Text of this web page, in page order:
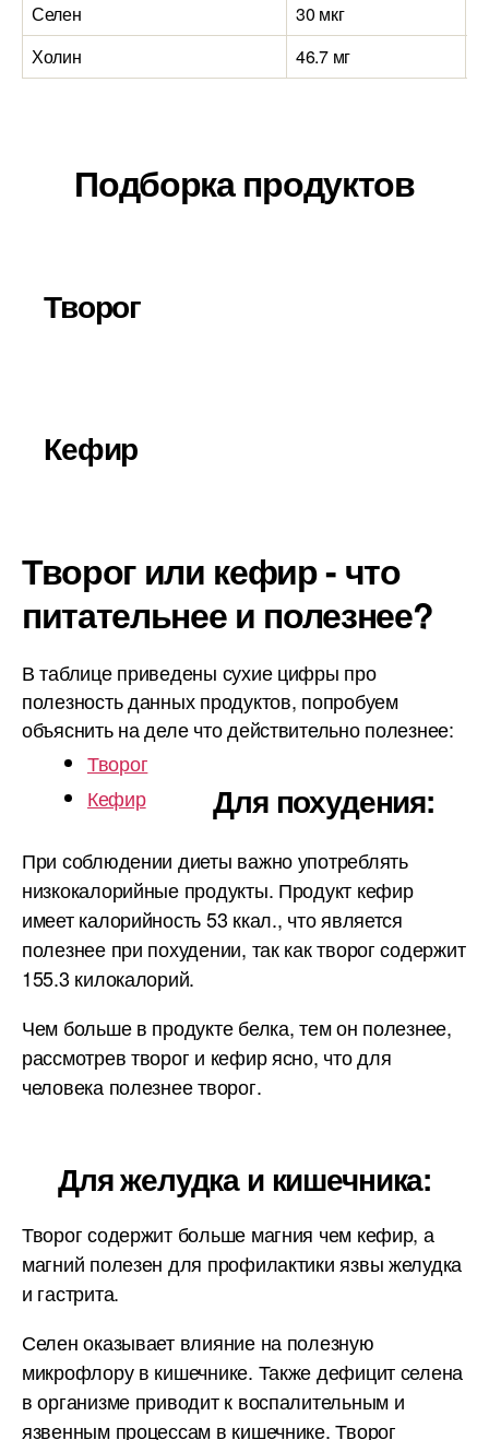
Селен
30 мкг
Холин
46.7 мг
Подборка продуктов
Творог
Кефир
Творог или кефир - что
питательнее и полезнее?
В таблице приведены сухие цифры про
полезность данных продуктов, попробуем
объяснить на деле что действительно полезнее:
Творог
Кефир
Для похудения:
При соблюдении диеты важно употреблять
низкокалорийные продукты. Продукт кефир
имеет калорийность 53 ккал., что является
полезнее при похудении, так как творог содержит
155.3 килокалорий.
Чем больше в продукте белка, тем он полезнее,
рассмотрев творог и кефир ясно, что для
человека полезнее творог.
Для желудка и кишечника:
Творог содержит больше магния чем кефир, а
магний полезен для профилактики язвы желудка
и гастрита.
Селен оказывает влияние на полезную
микрофлору в кишечнике. Также дефицит селена
в организме приводит к воспалительным и
язвенным процессам в кишечнике. Творог